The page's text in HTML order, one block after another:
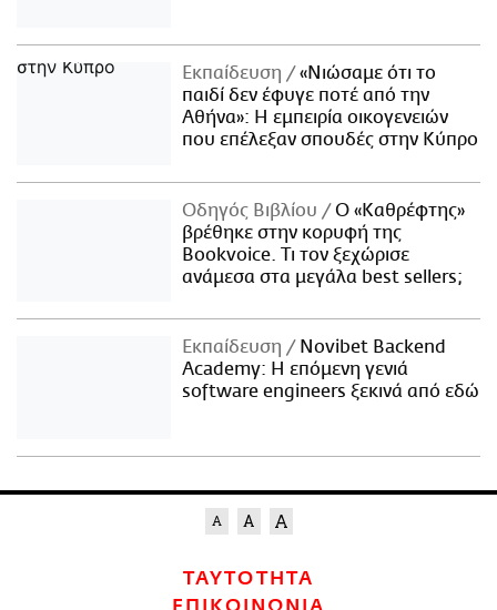
Εκπαίδευση
«Νιώσαμε ότι το
παιδί δεν έφυγε ποτέ από την
Αθήνα»: Η εμπειρία οικογενειών
που επέλεξαν σπουδές στην Κύπρο
Οδηγός Βιβλίου
Ο «Καθρέφτης»
βρέθηκε στην κορυφή της
Bookvoice. Τι τον ξεχώρισε
ανάμεσα στα μεγάλα best sellers;
Εκπαίδευση
Novibet Backend
Academy: Η επόμενη γενιά
software engineers ξεκινά από εδώ
ΤΑΥΤΟΤΗΤΑ